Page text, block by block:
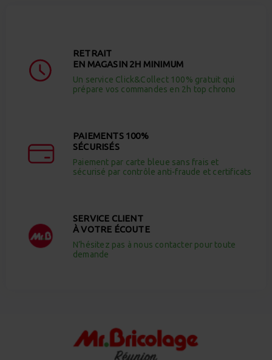
RETRAIT
EN MAGASIN 2H MINIMUM
Un service Click&Collect 100% gratuit qui
prépare vos commandes en 2h top chrono
PAIEMENTS 100%
SÉCURISÉS
Paiement par carte bleue sans frais et
sécurisé par contrôle anti-fraude et certificats
SERVICE CLIENT
À VOTRE ÉCOUTE
N’hésitez pas à nous contacter pour toute
demande